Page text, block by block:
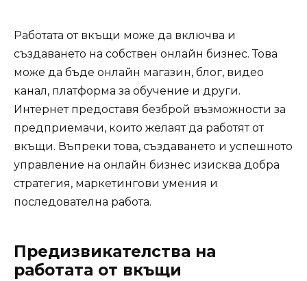
Работата от вкъщи може да включва и
създаването на собствен онлайн бизнес. Това
може да бъде онлайн магазин, блог, видео
канал, платформа за обучение и други.
Интернет предоставя безброй възможности за
предприемачи, които желаят да работят от
вкъщи. Въпреки това, създаването и успешното
управление на онлайн бизнес изисква добра
стратегия, маркетингови умения и
последователна работа.
Предизвикателства на
работата от вкъщи